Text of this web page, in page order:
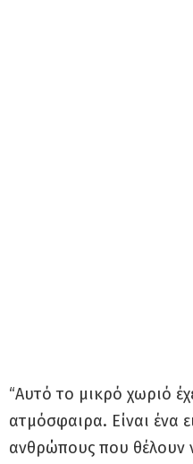
“Αυτό το μικρό χωριό
ατμόσφαιρα. Είναι ένα
ανθρώπους που θέλουν